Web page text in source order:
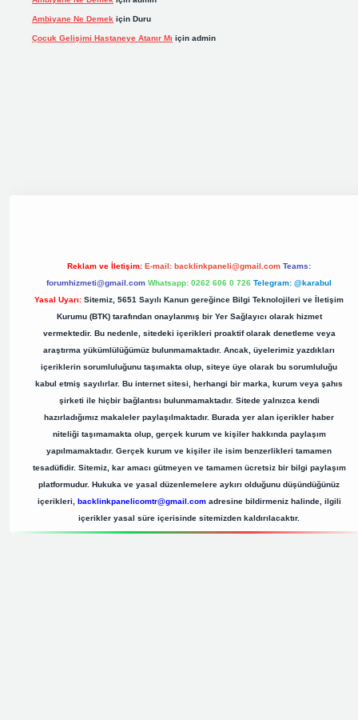
Ambiyane Ne Demek içinDuru
Çocuk Gelişimi Hastaneye Atanır Mı içinadmin
Reklam ve İletişim: E-mail: backlinkpaneli@gmail.com Teams:
forumhizmeti@gmail.com Whatsapp: 0262 606 0 726 Telegram: @karabul
Yasal Uyarı: Sitemiz, 5651 Sayılı Kanun gereğince Bilgi Teknolojileri ve İletişim
Kurumu (BTK) tarafından onaylanmış bir Yer Sağlayıcı olarak hizmet
vermektedir. Bu nedenle, sitedeki içerikleri proaktif olarak denetleme veya
araştırma yükümlülüğümüz bulunmamaktadır. Ancak, üyelerimiz yazdıkları
içeriklerin sorumluluğunu taşımakta olup, siteye üye olarak bu sorumluluğu
kabul etmiş sayılırlar. Bu internet sitesi, herhangi bir marka, kurum veya şahıs
şirketi ile hiçbir bağlantısı bulunmamaktadır. Sitede yalnızca kendi
hazırladığımız makaleler paylaşılmaktadır. Burada yer alan içerikler haber
niteliği taşımamakta olup, gerçek kurum ve kişiler hakkında paylaşım
yapılmamaktadır. Gerçek kurum ve kişiler ile isim benzerlikleri tamamen
tesadüfidir. Sitemiz, kar amacı gütmeyen ve tamamen ücretsiz bir bilgi paylaşım
platformudur. Hukuka ve yasal düzenlemelere aykırı olduğunu düşündüğünüz
içerikleri, backlinkpanelicomtr@gmail.comadresine bildirmeniz halinde, ilgili
içerikler yasal süre içerisinde sitemizden kaldırılacaktır.